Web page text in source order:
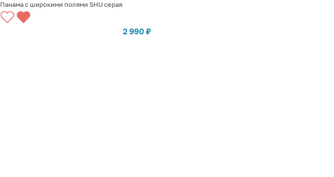
СООБЩИТЬ О ПОСТУПЛЕНИИ
Панама с широкими полями SHU серая
2 990 ₽